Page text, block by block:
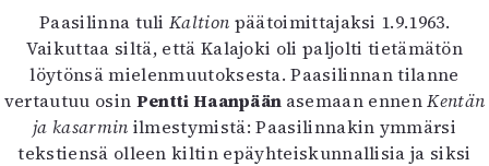
Paasilinna tuliKaltion päätoimittajaksi 1.9.1963.
Vaikuttaa siltä, että Kalajoki oli paljolti tietämätön
löytönsä mielenmuutoksesta. Paasilinnan tilanne
vertautuu osin Pentti Haanpään asemaan ennenKentän
ja kasarmin ilmestymistä: Paasilinnakin ymmärsi
tekstiensä olleen kiltin epäyhteiskunnallisia ja siksi